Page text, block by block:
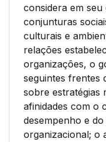
considera em
conjunturas
culturais e
relações
organizações, o
seguintes frentes
sobre estratégias
afinidades com o
desempenho e
organizacional; o